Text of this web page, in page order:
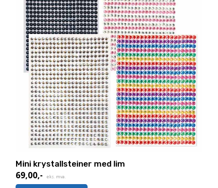
Mini krystallsteiner med lim
69,00,- eks. mva.